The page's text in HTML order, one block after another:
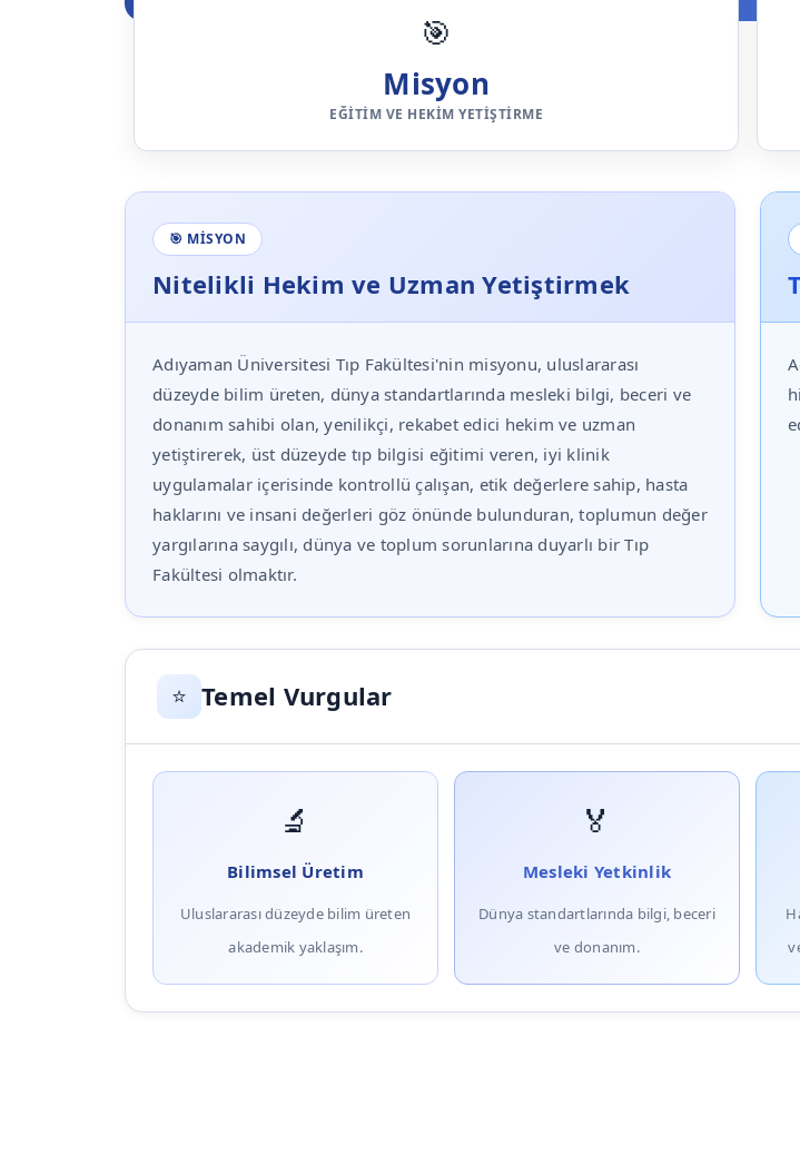
🎯
Misyon
EĞITIM VE HEKIM YETIŞTIRME
🎯 MISYON
Nitelikli Hekim ve Uzman Yetiştirmek
Adıyaman Üniversitesi Tıp Fakültesi'nin misyonu, uluslararası
düzeyde bilim üreten, dünya standartlarında mesleki bilgi, beceri ve
donanım sahibi olan, yenilikçi, rekabet edici hekim ve uzman
yetiştirerek, üst düzeyde tıp bilgisi eğitimi veren, iyi klinik
uygulamalar içerisinde kontrollü çalışan, etik değerlere sahip, hasta
haklarını ve insani değerleri göz önünde bulunduran, toplumun değer
yargılarına saygılı, dünya ve toplum sorunlarına duyarlı bir Tıp
Fakültesi olmaktır.
⭐ Temel Vurgular
🔬
Bilimsel Üretim
Uluslararası düzeyde bilim üreten
akademik yaklaşım.
🏅
Mesleki Yetkinlik
Dünya standartlarında bilgi, beceri
ve donanım.